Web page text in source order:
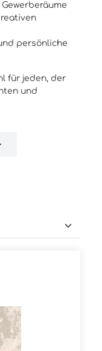
persönliche
für jeden, der
und